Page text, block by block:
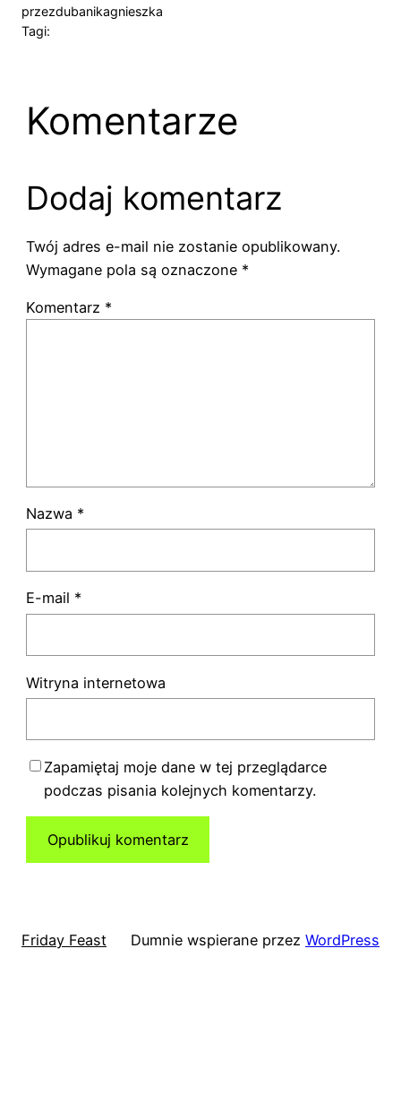
przezdubanikagnieszka
Tagi:
Komentarze
Dodaj komentarz
Twój adres e-mail nie zostanie opublikowany.
Wymagane pola są oznaczone *
Komentarz *
Nazwa *
E-mail *
Witryna internetowa
Zapamiętaj moje dane w tej przeglądarce
podczas pisania kolejnych komentarzy.
Friday Feast Dumnie wspierane przez WordPress